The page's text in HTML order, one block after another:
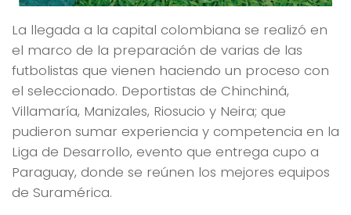
La llegada a la capital colombiana se realizó en
el marco de la preparación de varias de las
futbolistas que vienen haciendo un proceso con
el seleccionado. Deportistas de Chinchiná,
Villamaría, Manizales, Riosucio y Neira; que
pudieron sumar experiencia y competencia en la
Liga de Desarrollo, evento que entrega cupo a
Paraguay, donde se reúnen los mejores equipos
de Suramérica.